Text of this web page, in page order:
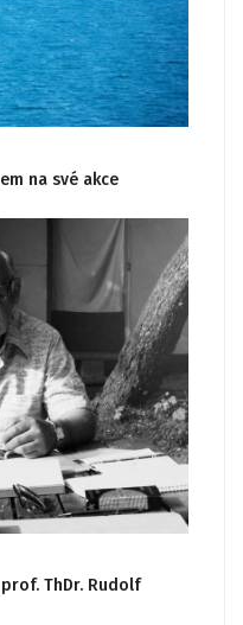
na své akce
ThDr. Rudolf